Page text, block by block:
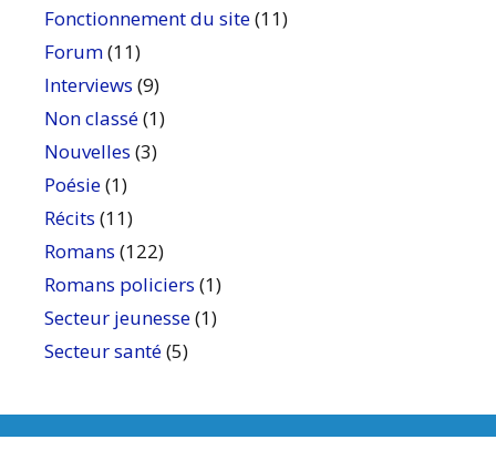
Fonctionnement du site(11)
Forum(11)
Interviews (9)
Non classé(1)
Nouvelles (3)
Poésie(1)
Récits (11)
Romans (122)
Romans policiers (1)
Secteur jeunesse(1)
Secteur santé(5)